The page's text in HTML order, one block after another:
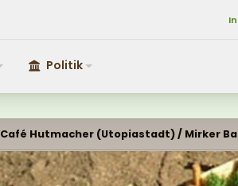
Politik
Politik
Café Hutmacher (Utopiastadt) / Mirker